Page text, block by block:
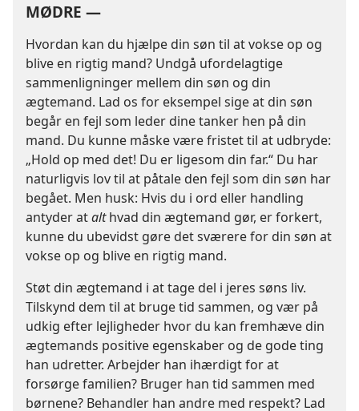
MØDRE —
Hvordan kan du hjælpe din søn til at vokse op og
blive en rigtig mand? Undgå ufordelagtige
sammenligninger mellem din søn og din
ægtemand. Lad os for eksempel sige at din søn
begår en fejl som leder dine tanker hen på din
mand. Du kunne måske være fristet til at udbryde:
„Hold op med det! Du er ligesom din far.“ Du har
naturligvis lov til at påtale den fejl som din søn har
begået. Men husk: Hvis du i ord eller handling
antyder atalthvad din ægtemand gør, er forkert,
kunne du ubevidst gøre det sværere for din søn at
vokse op og blive en rigtig mand.
Støt din ægtemand i at tage del i jeres søns liv.
Tilskynd dem til at bruge tid sammen, og vær på
udkig efter lejligheder hvor du kan fremhæve din
ægtemands positive egenskaber og de gode ting
han udretter. Arbejder han ihærdigt for at
forsørge familien? Bruger han tid sammen med
børnene? Behandler han andre med respekt? Lad